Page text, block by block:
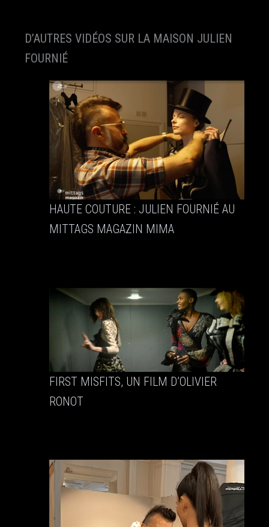
D’AUTRES VIDÉOS SUR LA MAISON JULIEN
FOURNIÉ
HAUTE COUTURE : JULIEN FOURNIÉ AU
MITTAGS MAGAZIN MIMA
FIRST MISFITS, UN FILM D’OLIVIER
RONOT